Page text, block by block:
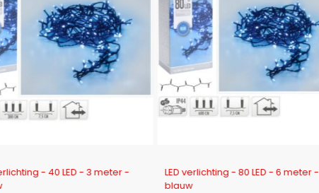
- 40 LED - 3 meter -
-21%
LED verlichting - 80 LED - 6 meter -
blauw